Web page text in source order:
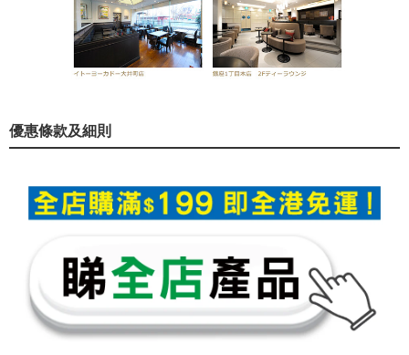
優惠條款及細則